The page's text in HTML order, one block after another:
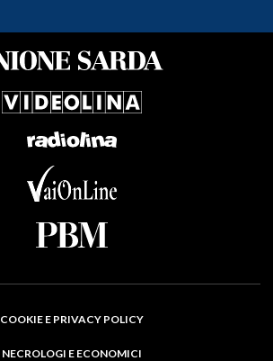
COOKIE E PRIVACY POLICY
NECROLOGI E ECONOMICI